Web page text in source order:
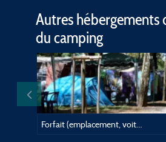
Autres hébergements
du camping